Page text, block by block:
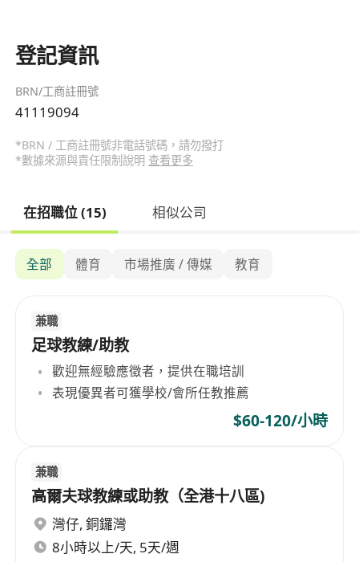
登記資訊
BRN/工商註冊號
41119094
*BRN / 工商註冊號非電話號碼，請勿撥打
*數據來源與責任限制說明 查看更多
在招職位 (15) 相似公司
全部 體育 市場推廣 / 傳媒 教育
兼職
足球教練/助教
歡迎無經驗應徵者，提供在職培訓
表現優異者可獲學校/會所任教推薦
$60-120/小時
兼職
高爾夫球教練或助教（全港十八區)
灣仔, 銅鑼灣
8小時以上/天, 5天/週